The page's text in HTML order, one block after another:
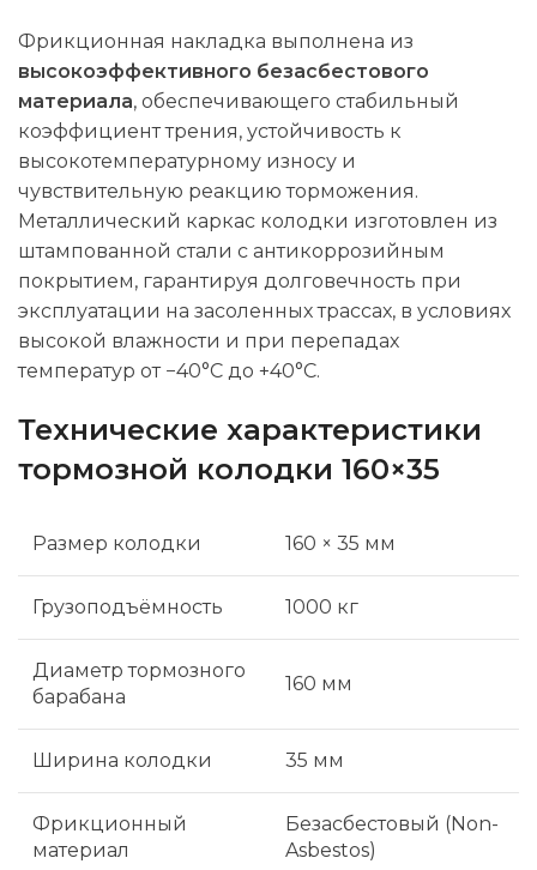
Фрикционная накладка выполнена из
высокоэффективного безасбестового
материала, обеспечивающего стабильный
коэффициент трения, устойчивость к
высокотемпературному износу и
чувствительную реакцию торможения.
Металлический каркас колодки изготовлен из
штампованной стали с антикоррозийным
покрытием, гарантируя долговечность при
эксплуатации на засоленных трассах, в условиях
высокой влажности и при перепадах
температур от −40°C до +40°C.
Технические характеристики
тормозной колодки 160×35
Размер колодки 160 × 35 мм
Грузоподъёмность 1000 кг
Диаметр тормозного
барабана
160 мм
Ширина колодки 35 мм
Фрикционный
материал
Безасбестовый (Non-
Asbestos)